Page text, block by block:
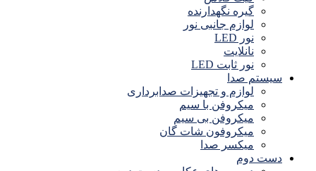
گیره نگهدارنده
لوازم جانبی نور
نور LED
نانلایت
نور ثابت LED
سیستم صدا
لوازم و تجهیزات صدابرداری
میکروفن با سیم
میکروفن بی سیم
میکروفون شات گان
میکسر صدا
دست دوم